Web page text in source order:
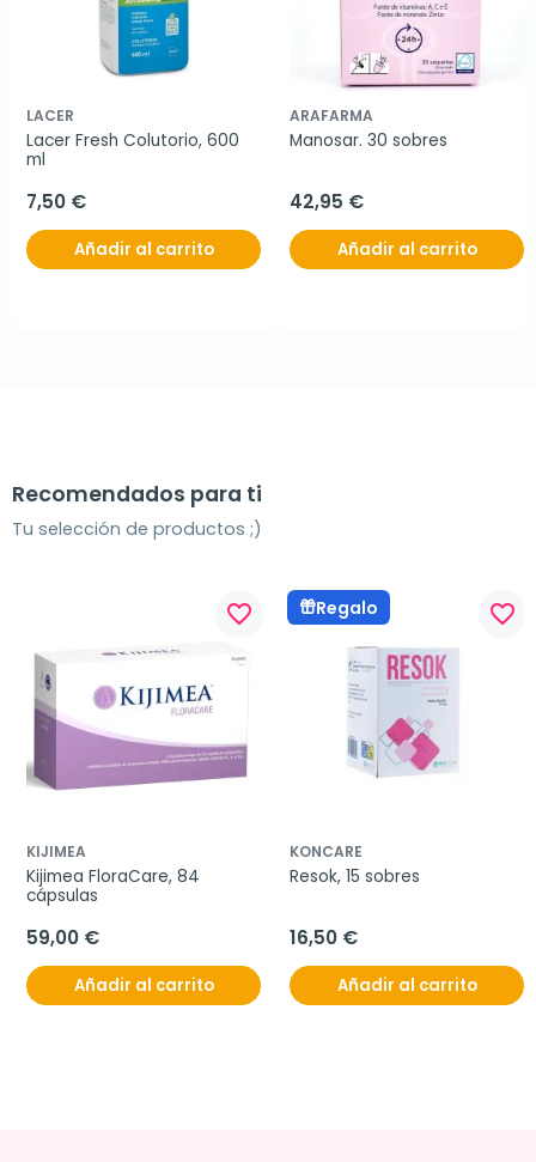
LACER
Lacer Fresh Colutorio, 600
ml
7,50 €
Añadir al carrito
ARAFARMA
Manosar. 30 sobres
42,95 €
Añadir al carrito
Recomendados para ti
Tu selección de productos ;)
favorite_border
KIJIMEA
Kijimea FloraCare, 84
cápsulas
59,00 €
Añadir al carrito
Regalo favorite_border
KONCARE
Resok, 15 sobres
16,50 €
Añadir al carrito